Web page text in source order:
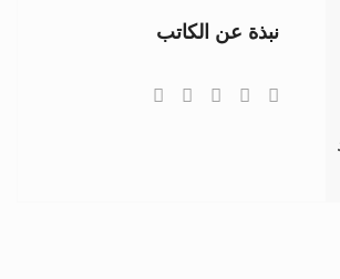
نبذة عن الكاتب